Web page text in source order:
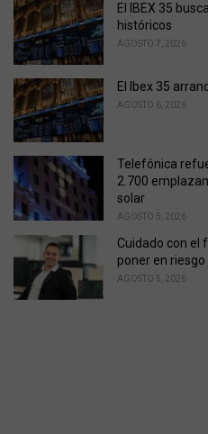
:
El IBEX 35
históricos
AGOSTO 7, 2026
El Ibex 35
AGOSTO 6, 2026
Telefónica
2.700
solar
AGOSTO 5, 2026
Cuidado con el
poner en
AGOSTO 5, 2026